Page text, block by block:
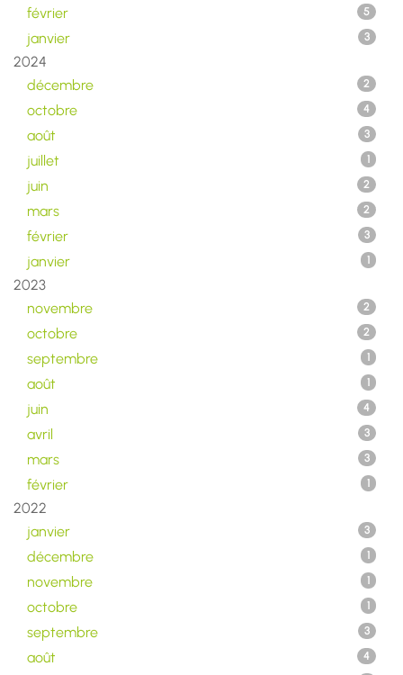
février 5
janvier 3
2024
décembre
2
octobre 4
août 3
juillet 1
juin 2
mars 2
février 3
janvier 1
2023
novembre
2
octobre 2
septembre 1
août 1
juin 4
avril 3
mars 3
février 1
2022
janvier
3
décembre 1
novembre 1
octobre 1
septembre 3
août 4